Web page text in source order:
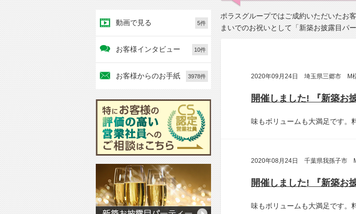
ポラスグループではご成約いただいたお
まいでのお祝いとして「新築お披露目パ
2020年09月24日 埼玉県三郷市 M様
味もボリュームも大満足です。
2020年08月24日 千葉県我孫子市 M
味もボリュームも大満足です。
動画で見る 5件
お客様インタビュー 10件
お客様からのお手紙 3978件